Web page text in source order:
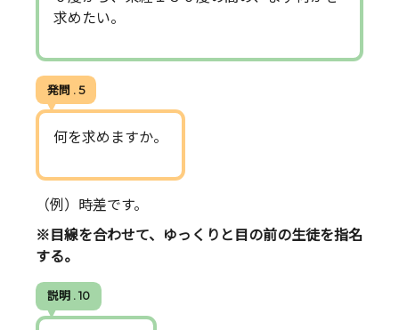
求めたい。
発問 . 5
何を求めますか。
（例）時差です。
※目線を合わせて、ゆっくりと目の前の生徒を指名
する。
説明 . 10